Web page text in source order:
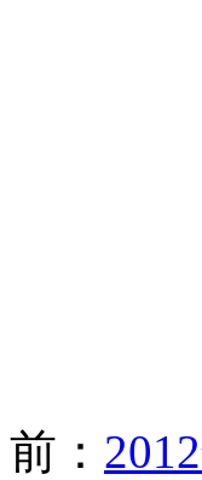
前：